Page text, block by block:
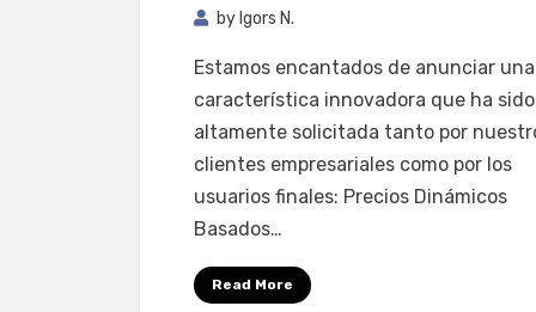
by Igors N.
Estamos encantados de anunciar una
característica innovadora que ha sido
altamente solicitada tanto por
clientes empresariales como por los
usuarios finales: Precios Dinámicos
Basados…
Read More